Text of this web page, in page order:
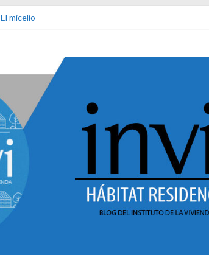
El micelio
¿Qué es el habitar? Sesión 1 de ciclo de
El derecho a habitar